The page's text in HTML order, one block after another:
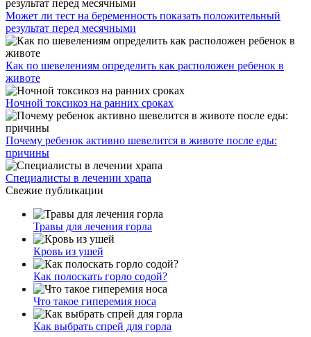
Может ли тест на беременность показать положительный
результат перед месячными
Как по шевелениям определить как расположен ребенок в
животе
Ночной токсикоз на ранних сроках
Почему ребенок активно шевелится в животе после еды:
причины
Специалисты в лечении храпа
Свежие публикации
Травы для лечения горла
Кровь из ушей
Как полоскать горло содой?
Что такое гиперемия носа
Как выбрать спрей для горла